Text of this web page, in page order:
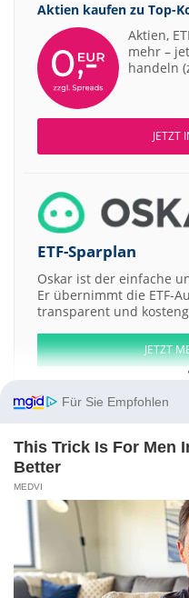
Aktien kaufen zu Top-
Aktien,
mehr –
handeln
JETZT
ETF-Sparplan
Oskar ist der einfache
Er übernimmt die ETF-
transparent und
JETZT
Aktien ATX DAX EuroStoxx 50
China Petroleum & Chemical
Kontakt
Impressum
Sitemap-Datenschutz-
Für Sie Empfohlen
This Trick Is For Men
Better
MEDVI